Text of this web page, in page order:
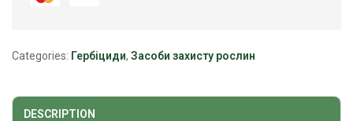
Categories: Гербіциди, Засоби захисту рослин
DESCRIPTION